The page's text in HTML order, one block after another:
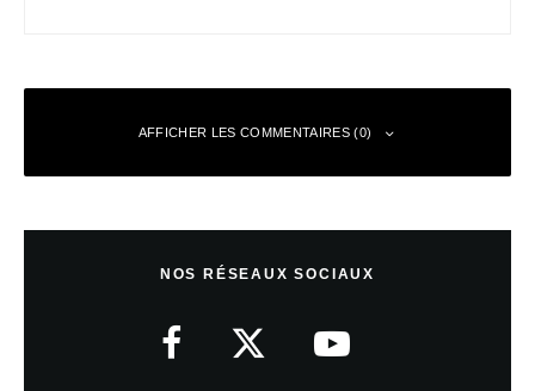
AFFICHER LES COMMENTAIRES (0)
NOS RÉSEAUX SOCIAUX